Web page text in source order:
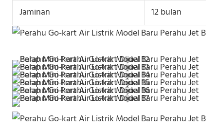
Jaminan
12 bulan